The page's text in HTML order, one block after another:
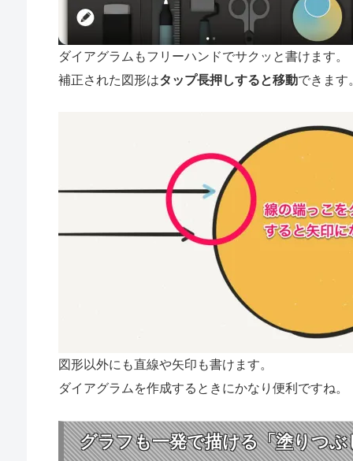
ダイアグラムもフリーハンドでサクッと書けます。
補正された図形はタップ長押しすると移動できます
図形以外にも直線や矢印も書けます。
ダイアグラムを作成するときにかなり便利ですね。
グラフも一発で描ける「塗りつぶ